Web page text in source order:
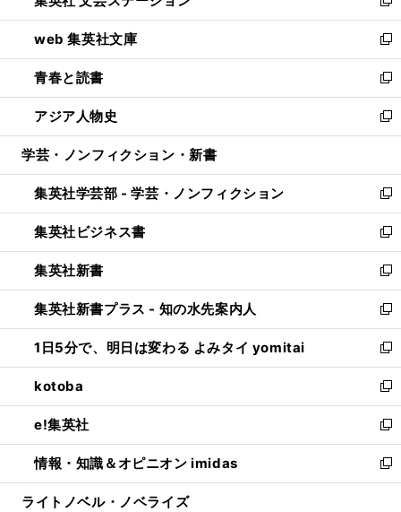
ン
ド
ウ
で
開
く
い
ウ
ィ
ン
ド
ウ
で
開
新
し
い
ウ
ィ
ン
ド
ウ
開
く
web 集英社文庫
新
し
い
ウ
ィ
ン
ウ
で
開
く
青春と読書
新
し
い
ウ
ン
ド
ウ
で
開
く
アジア人物史
新
し
ウ
ィ
ン
ド
ウ
で
開
く
学芸・ノンフィクション・新書
集英社学芸部 - 学芸・ノンフィクション
新
し
い
ウ
ィ
ン
ド
ウ
で
開
く
集英社ビジネス書
新
し
い
ウ
ィ
ン
ド
ウ
で
開
く
集英社新書
新
し
い
ウ
ィ
ン
ド
ウ
で
開
く
集英社新書プラス - 知の水先案内人
新
し
い
ウ
ィ
ン
ド
ウ
で
開
1日5分で、明日は変わる よみタイ yomitai
新
し
い
ウ
ィ
ン
ド
ウ
kotoba
新
し
い
ウ
ィ
ン
e!集英社
新
し
い
ウ
情報・知識＆オピニオン imidas
新
し
ライトノベル・ノベライズ